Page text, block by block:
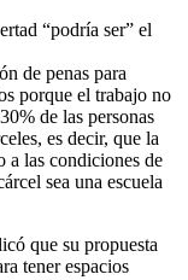
“podría ser” el
de penas para
porque el trabajo no
de las personas
es decir, que la
a las condiciones de
sea una escuela
que su propuesta
tener espacios